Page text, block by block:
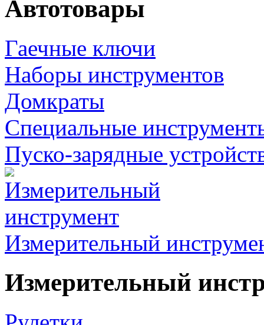
Автотовары
Гаечные ключи
Наборы инструментов
Домкраты
Специальные
Пуско-зарядные
Измерительный
Измерительный